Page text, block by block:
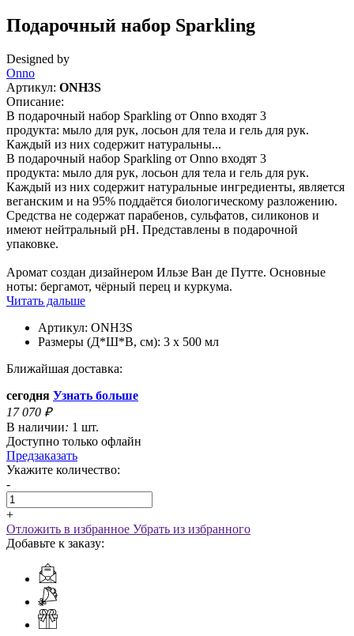
Подарочный набор Sparkling
Designed by
Onno
Артикул: ONH3S
Описание:
В подарочный набор Sparkling от Onno входят 3
продукта: мыло для рук, лосьон для тела и гель для рук.
Каждый из них содержит натуральны...
В подарочный набор Sparkling от Onno входят 3
продукта: мыло для рук, лосьон для тела и гель для рук.
Каждый из них содержит натуральные ингредиенты, является
веганским и на 95% поддаётся биологическому разложению.
Средства не содержат парабенов, сульфатов, силиконов и
имеют нейтральный рН. Представлены в подарочной
упаковке.
Аромат создан дизайнером Ильзе Ван де Путте. Основные
ноты: бергамот, чёрный перец и куркума.
Читать дальше
Артикул: ONH3S
Размеры (Д*Ш*В, см): 3 х 500 мл
Ближайшая доставка:
сегодня Узнать больше
17 070 ₽
В наличии: 1 шт.
Доступно только офлайн
Предзаказать
Укажите количество:
-
+
Отложить в избранное Убрать из избранного
Добавьте к заказу: